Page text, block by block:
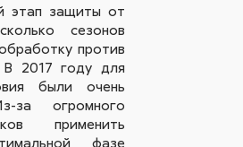
этап защиты от
сезонов
против
В 2017 году для
были очень
за огромного
применить
фазе